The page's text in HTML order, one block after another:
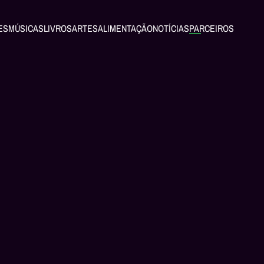
MÚSICASLIVROSARTESALIMENTAÇÃONOTÍCIASPARCEIROS